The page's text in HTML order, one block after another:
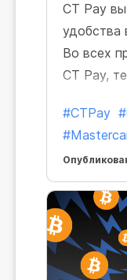
CT Pay
удобства
Во всех
CT Pay,
картами!
возиться
не
от
#CTPay